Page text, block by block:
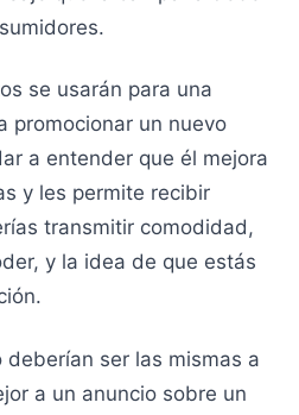
se usarán para una
promocionar un nuevo
a entender que él mejora
y les permite recibir
transmitir comodidad,
y la idea de que estás
deberían ser las mismas a
a un anuncio sobre un